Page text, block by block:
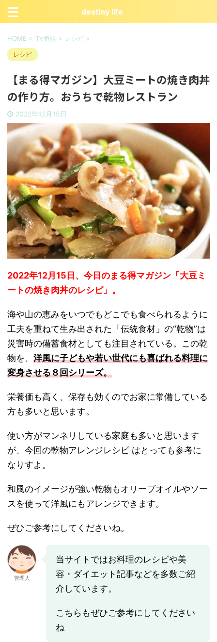
destiny life
HOME > TV番組 > レシピ >
レシピ
【まる得マガジン】大豆ミートの焼き肉丼
の作り方。おうちで乾物レストラン
2022年12月15日
2022年12月15日、今日のまる得マガジン「大豆ミ
ートの焼き肉丼のレシピ」。
海や山の恵みをいつでもどこでも食べられるように
工夫を重ねて生み出された「伝統食材」の“乾物”は
災害時の備蓄食材としても注目されている。この乾
物を、 洋風に子どもや若い世代にも喜ばれる料理に
変身させる８回シリーズ。
栄養価も高く、保存も効くのでお家に常備している
方も多いと思います。
使い方がマンネリしている家庭も多いと思います
が、今回の乾物アレンジレシピ はとっても参考に
なりすよ。
和風のイメージが強い乾物もオリーブオイルやソー
スを使って洋風にもアレンジできます。
ぜひご参考にしてくださいね。
管理人
当サイトではお料理のレシピや美
容・ダイエット記事などを多数ご紹
介しています。
こちらもぜひご参考にしてください
ね